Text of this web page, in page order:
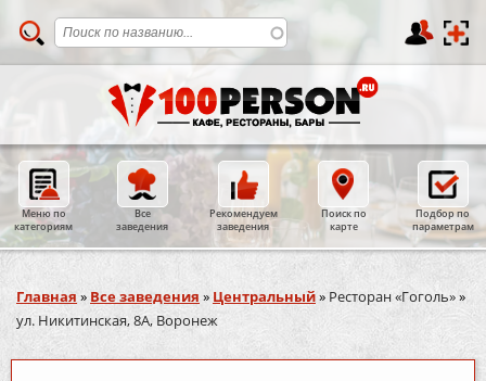
Меню по
категориям
Все
заведения
Рекомендуем
заведения
Поиск по
карте
Подбор по
параметрам
Вы здесь
Главная » Все заведения » Центральный» Ресторан «Гоголь»»
ул. Никитинская, 8А, Воронеж